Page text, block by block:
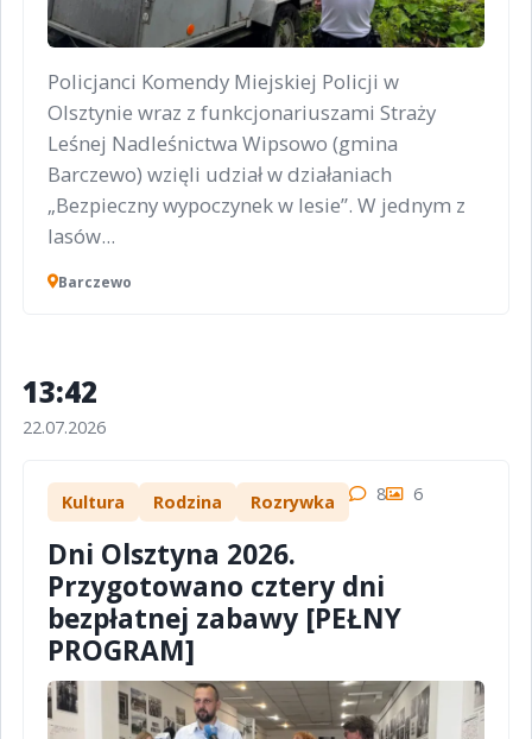
Policjanci Komendy Miejskiej Policji w
Olsztynie wraz z funkcjonariuszami Straży
Leśnej Nadleśnictwa Wipsowo (gmina
Barczewo) wzięli udział w działaniach
„Bezpieczny wypoczynek w lesie”. W jednym z
lasów...
Barczewo
13:42
22.07.2026
Kultura Rodzina Rozrywka 8 6
Dni Olsztyna 2026.
Przygotowano cztery dni
bezpłatnej zabawy [PEŁNY
PROGRAM]